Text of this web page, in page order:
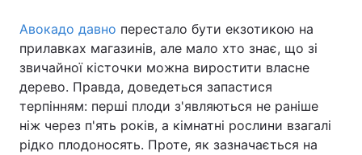
Головна Війна
Україна Політика
Економіка Світ
Спорт Наука
Авокадо давно перестало бути екзотикою на
прилавках магазинів, але мало хто знає, що зі
звичайної кісточки можна виростити власне
дерево. Правда, доведеться запастися
терпінням: перші плоди з'являються не раніше
ніж через п'ять років, а кімнатні рослини взагалі
рідко плодоносять. Проте, як зазначається на